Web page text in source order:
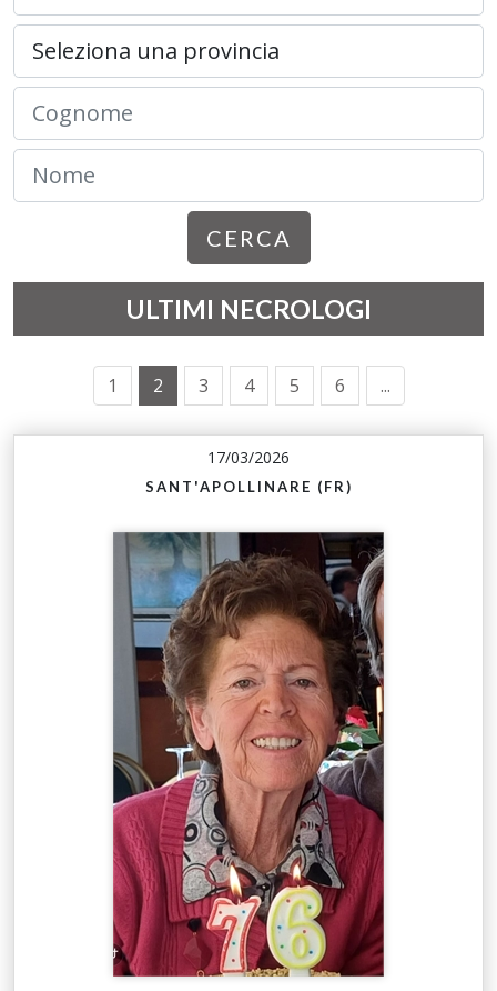
CERCA
ULTIMI NECROLOGI
1 2 3 4 5 6 ...
17/03/2026
SANT'APOLLINARE (FR)